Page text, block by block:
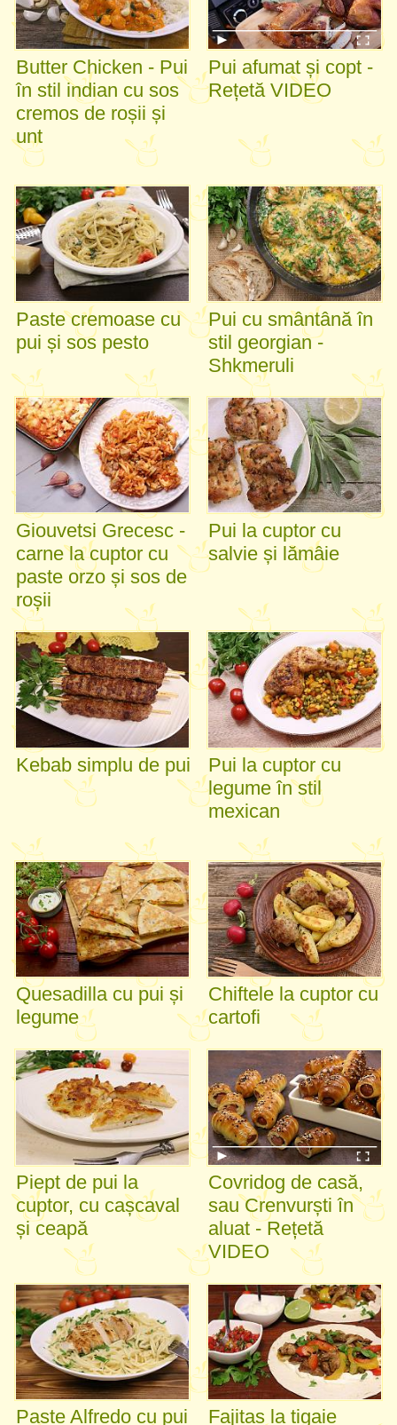
Butter Chicken - Pui
în stil indian cu sos
cremos de roșii și
unt
Pui afumat și copt -
Rețetă VIDEO
Paste cremoase cu
pui și sos pesto
Pui cu smântână în
stil georgian -
Shkmeruli
Giouvetsi Grecesc -
carne la cuptor cu
paste orzo și sos de
roșii
Pui la cuptor cu
salvie și lămâie
Kebab simplu de pui
Pui la cuptor cu
legume în stil
mexican
Quesadilla cu pui și
legume
Chiftele la cuptor cu
cartofi
Piept de pui la
cuptor, cu cașcaval
și ceapă
Covridog de casă,
sau Crenvurști în
aluat - Rețetă
VIDEO
Paste Alfredo cu pui Fajitas la tigaie